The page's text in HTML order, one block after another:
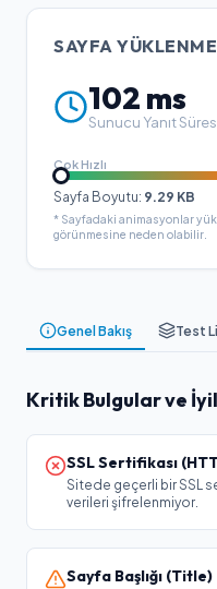
SAYFA
102 ms
Sunucu Yanıt
Çok Hızlı
Sayfa Boyutu: 9.29 KB
* Sayfadaki animasyonlar
görünmesine neden olabilir.
Genel Bakış Test
Kritik Bulgular ve
SSL Sertifikası
Sitede geçerli bir SSL
verileri şifrelenmiyor.
Sayfa Başlığı (Title)